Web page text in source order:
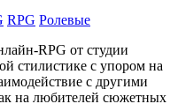
RPG Ролевые
RPG от студии
стилистике с упором на
с другими
на любителей сюжетных